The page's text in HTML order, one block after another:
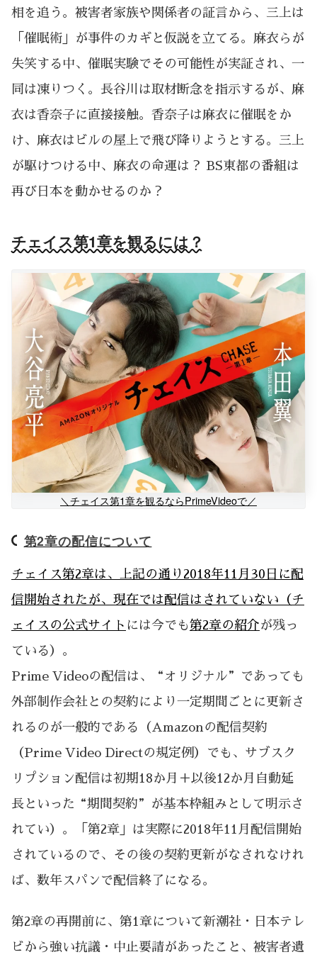
相を追う。被害者家族や関係者の証言から、三上は
「催眠術」が事件のカギと仮説を立てる。麻衣らが
失笑する中、催眠実験でその可能性が実証され、一
同は凍りつく。長谷川は取材断念を指示するが、麻
衣は香奈子に直接接触。香奈子は麻衣に催眠をか
け、麻衣はビルの屋上で飛び降りようとする。三上
が駆けつける中、麻衣の命運は？ BS東都の番組は
再び日本を動かせるのか？
チェイス第1章を観るには？
＼チェイス第1章を観るならPrimeVideoで／
第2章の配信について
チェイス第2章は、上記の通り2018年11月30日に配
信開始されたが、現在では配信はされていない（ チ
ェイスの公式サイト には今でも第2章の紹介が残っ
ている）。
Prime Videoの配信は、“オリジナル”であっても
外部制作会社との契約により一定期間ごとに更新さ
れるのが一般的である（Amazonの配信契約
（Prime Video Directの規定例）でも、サブスク
リプション配信は初期18か月＋以後12か月自動延
長といった“期間契約”が基本枠組みとして明示さ
れてい）。「第2章」は実際に2018年11月配信開始
されているので、その後の契約更新がなされなけれ
ば、数年スパンで配信終了になる。
第2章の再開前に、第1章について新潮社・日本テレ
ビから強い抗議・中止要請があったこと、被害者遺